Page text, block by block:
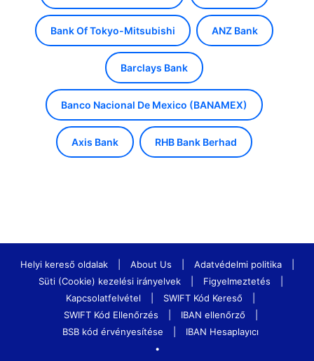
Bank Of Tokyo-Mitsubishi ANZ Bank
Barclays Bank
Banco Nacional De Mexico (BANAMEX)
Axis Bank RHB Bank Berhad
Helyi kereső oldalak About Us Adatvédelmi politika
Süti (Cookie) kezelési irányelvek
Figyelmeztetés
Kapcsolatfelvétel
SWIFT Kód Kereső
SWIFT Kód Ellenőrzés
IBAN ellenőrző
BSB kód érvényesítése
IBAN Hesaplayıcı
•